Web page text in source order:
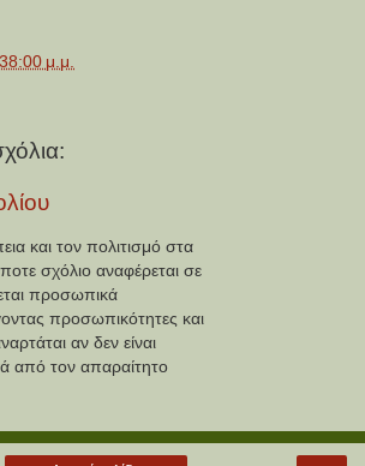
μ.μ.
και τον πολιτισμό στα
σχόλιο αναφέρεται σε
προσωπικά
προσωπικότητες και
αν δεν είναι
από τον απαραίτητο